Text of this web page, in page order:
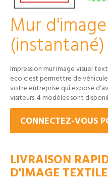
Mur
(instantané)
Impression mur image visuel
eco c'est permettre de
votre entreprise qui expose
visiteurs. 4 modèles sont
CONNECTEZ-VOUS
LIVRAISON
D'IMAGE TEXTILE